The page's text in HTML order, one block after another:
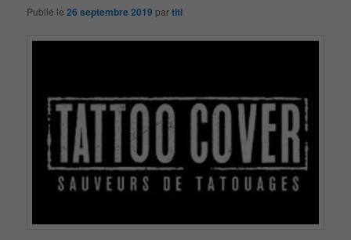
Publié le26 septembre 2019 partiti